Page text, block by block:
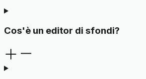
Cos'è un editor di sfondi?